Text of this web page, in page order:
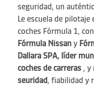
seguridad, un
Le escuela de
coches Fórmula 1,
Fórmula Nissany
Dallara SPA, líder
coches de carreras , y
seuridad, fiabilidad y